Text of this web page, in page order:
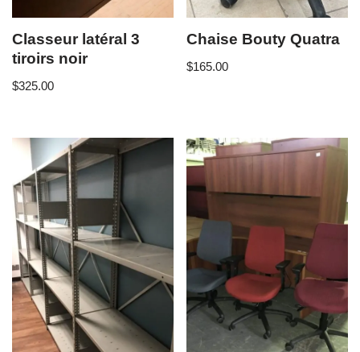
Classeur latéral 3
tiroirs noir
$325.00
Chaise Bouty Quatra
$165.00